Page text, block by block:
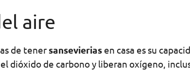
aire
de tener sansevierias en casa es su
dióxido de carbono y liberan oxígeno,